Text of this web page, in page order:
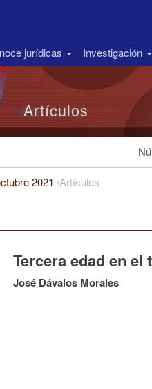
jurídicas Investigación
Artículos
2021 /Artículos
Tercera edad en el
José Dávalos Morales